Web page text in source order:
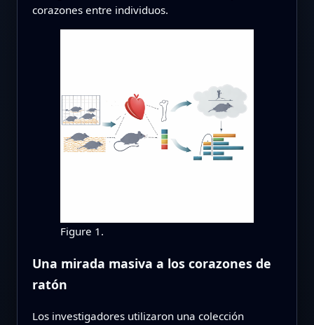
corazones entre individuos.
Figure 1.
Una mirada masiva a los corazones de
ratón
Los investigadores utilizaron una colección